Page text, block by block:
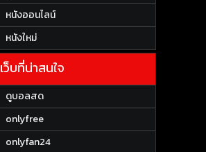
หนังออนไลน์
หนังใหม่
เว็บที่น่าสนใจ
ดูบอลสด
onlyfree
onlyfan24